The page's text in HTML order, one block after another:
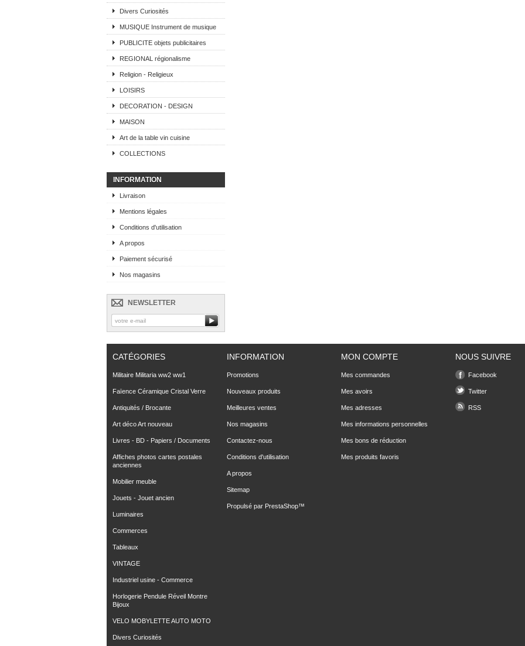
Divers Curiosités
MUSIQUE Instrument de musique
PUBLICITE objets publicitaires
REGIONAL régionalisme
Religion - Religieux
LOISIRS
DECORATION - DESIGN
MAISON
Art de la table vin cuisine
COLLECTIONS
INFORMATION
Livraison
Mentions légales
Conditions d'utilisation
A propos
Paiement sécurisé
Nos magasins
NEWSLETTER
CATÉGORIES
Militaire Militaria ww2 ww1
Faïence Céramique Cristal Verre
Antiquités / Brocante
Art déco Art nouveau
Livres - BD - Papiers / Documents
Affiches photos cartes postales
anciennes
Mobilier meuble
Jouets - Jouet ancien
Luminaires
Commerces
Tableaux
VINTAGE
Industriel usine - Commerce
Horlogerie Pendule Réveil Montre
Bijoux
VELO MOBYLETTE AUTO MOTO
Divers Curiosités
INFORMATION
Promotions
Nouveaux produits
Meilleures ventes
Nos magasins
Contactez-nous
Conditions d'utilisation
A propos
Sitemap
Propulsé par PrestaShop™
MON COMPTE
Mes commandes
Mes avoirs
Mes adresses
Mes informations personnelles
Mes bons de réduction
Mes produits favoris
NOUS SUIVRE
Facebook
Twitter
RSS